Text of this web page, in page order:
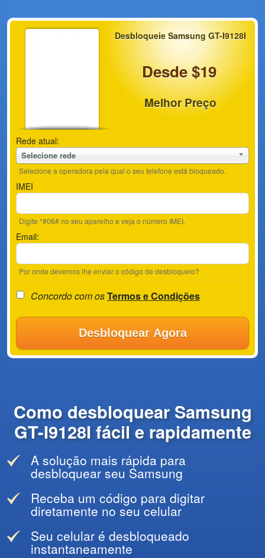
Desbloqueie Samsung GT-I9128I
Desde $19
Melhor Preço
Rede atual:
Selecione rede
Selecione a operadora pela qual o seu telefone está bloqueado.
IMEI
Digite *#06# no seu aparelho e veja o número IMEI.
Email:
Por onde devemos lhe enviar o código de desbloqueio?
Concordo com osTermos e Condições
Desbloquear Agora
Como desbloquear Samsung
GT-I9128I fácil e rapidamente
A solução mais rápida para
desbloquear seu Samsung
Receba um código para digitar
diretamente no seu celular
Seu celular é desbloqueado
instantaneamente